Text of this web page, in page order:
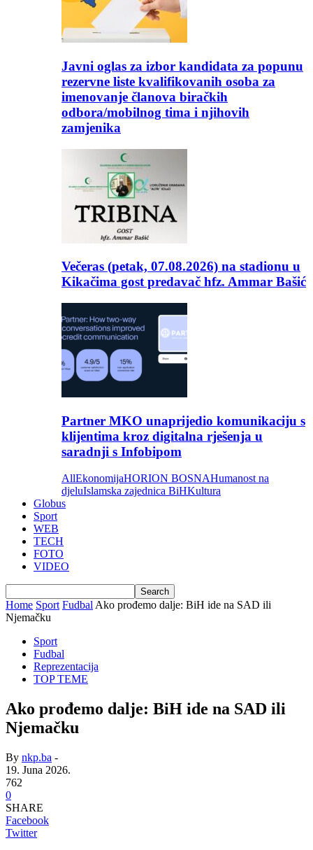
Javni oglas za izbor kandidata za popunu
rezervne liste kvalifikovanih osoba za
imenovanje članova biračkih
odbora/mobilnog tima i njihovih
zamjenika
Večeras (petak, 07.08.2026) na stadionu u
Kikačima gost predavač hfz. Ammar Bašić
Partner MKO unaprijedio komunikaciju s
klijentima kroz digitalna rješenja u
saradnji s Infobipom
AllEkonomijaHORION BOSNAHumanost na
djeluIslamska zajednica BiHKultura
Globus
Sport
WEB
TECH
FOTO
VIDEO
Home Sport Fudbal Ako prođemo dalje: BiH ide na SAD ili
Njemačku
Sport
Fudbal
Reprezentacija
TOP TEME
Ako prođemo dalje: BiH ide na SAD ili
Njemačku
By nkp.ba -
19. Juna 2026.
762
0
SHARE
Facebook
Twitter